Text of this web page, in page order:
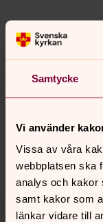
Samtycke
Vi använder
Vissa av våra
webbplatsen ska
analys och kakor
samt kakor som
länkar vidare till
Senast ändrad 22
Synpunkter
Dela
Tillbaka till
Tillbaka till